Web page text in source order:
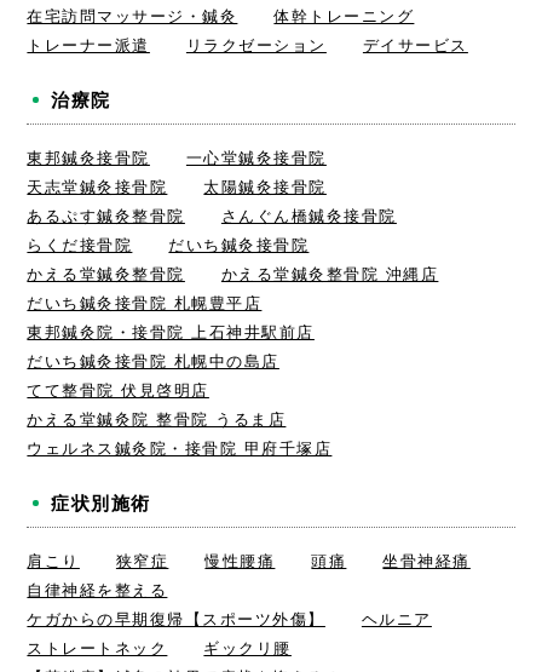
在宅訪問マッサージ・鍼灸
体幹トレーニング
トレーナー派遣
リラクゼーション デイサービス
治療院
東邦鍼灸接骨院
一心堂鍼灸接骨院
天志堂鍼灸接骨院
太陽鍼灸接骨院
あるぷす鍼灸整骨院
さんぐん橋鍼灸接骨院
らくだ接骨院
だいち鍼灸接骨院
かえる堂鍼灸整骨院
かえる堂鍼灸整骨院 沖縄店
だいち鍼灸接骨院 札幌豊平店
東邦鍼灸院・接骨院 上石神井駅前店
だいち鍼灸接骨院 札幌中の島店
てて整骨院 伏見啓明店
かえる堂鍼灸院 整骨院 うるま店
ウェルネス鍼灸院・接骨院 甲府千塚店
症状別施術
肩こり 狭窄症 慢性腰痛 頭痛
坐骨神経痛
自律神経を整える
ケガからの早期復帰【スポーツ外傷】
ヘルニア
ストレートネック
ギックリ腰